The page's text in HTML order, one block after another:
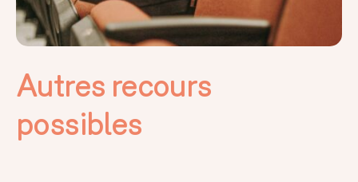
Autres recours
possibles